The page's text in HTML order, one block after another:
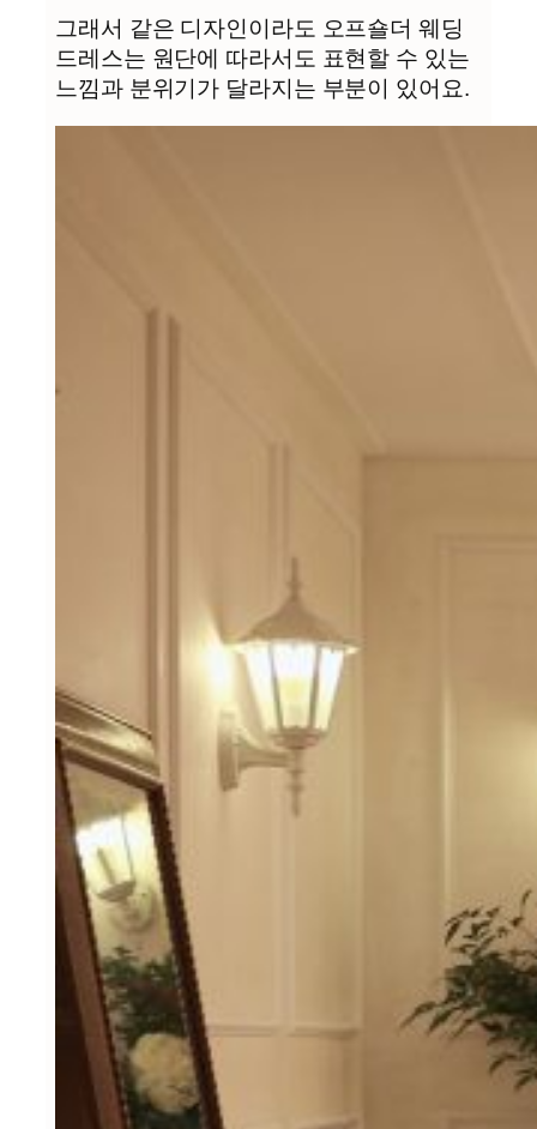
그래서 같은 디자인이라도 오프숄더 웨딩
드레스는 원단에 따라서도 표현할 수 있는
느낌과 분위기가 달라지는 부분이 있어요.